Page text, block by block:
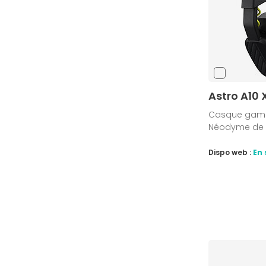
Astro A10
Casque
Néodyme de
Dispo web : En